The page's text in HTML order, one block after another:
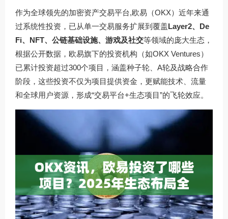
作为全球领先的加密资产交易平台,欧易（OKX）近年来通
过系统性投资，已从单一交易服务扩展到覆盖Layer2、De
Fi、NFT、公链基础设施、游戏及社交等领域的庞大生态，
根据公开数据，欧易旗下的投资机构（如OKX Ventures）
已累计投资超过300个项目，涵盖种子轮、A轮及战略合作
阶段，这些投资不仅为项目提供资金，更赋能技术、流量
和全球用户资源，形成“交易平台+生态项目”的飞轮效应。